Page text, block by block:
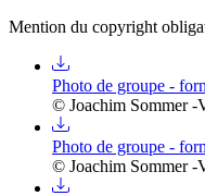
Mention du copyright
Photo de groupe -
© Joachim Sommer -
Photo de groupe -
© Joachim Sommer -